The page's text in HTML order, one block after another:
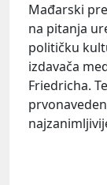
Mađarski
na pitanja
političku
izdavača
Friedricha.